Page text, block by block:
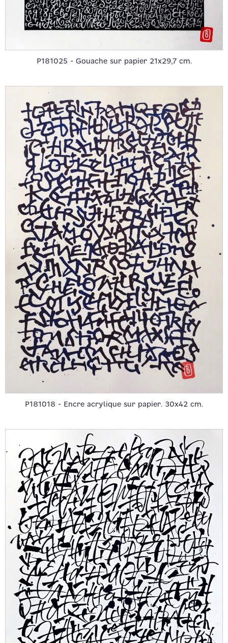
P181025 - Gouache sur papier 21x29,7 cm.
P181018 - Encre acrylique sur papier. 30x42 cm.